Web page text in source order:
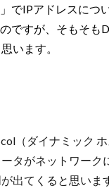
」でIPアドレスにつ
ですが、そもそも
います。
（ダイナミック
タがネットワー
出てくると思いま